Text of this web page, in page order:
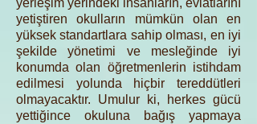
yerleşim yerindeki insanların, evlatlarını
yetiştiren okulların mümkün olan en
yüksek standartlara sahip olması, en iyi
şekilde yönetimi ve mesleğinde iyi
konumda olan öğretmenlerin istihdam
edilmesi yolunda hiçbir tereddütleri
olmayacaktır. Umulur ki, herkes gücü
yettiğince okuluna bağış yapmaya